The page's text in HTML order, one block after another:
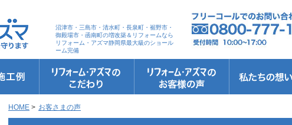
沼津市・三島市・清水町・長泉町・裾野市・
御殿場市・函南町の増改築＆リフォームなら
リフォーム・アズマ静岡県最大級のショール
ーム完備
リフォーム・アズマのこだわり
お客さまへの5つのお約束
リフォームの流れ
リフォームQ&A
安心保証
リフォームローン相談
HOME > お客さまの声
> もっと早く取り替えればよかった